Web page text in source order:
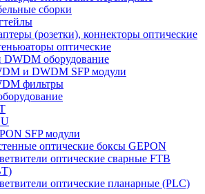
сборки
(розетки), коннекторы оптические
оптические
оборудование
и DWDM SFP модули
фильтры
SFP модули
оптические боксы GEPON
оптические сварные FTB
оптические планарные (PLC)